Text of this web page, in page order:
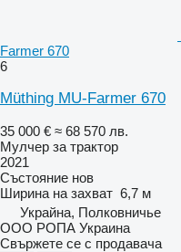
Farmer 670
6
Müthing MU-Farmer 670
35 000 € ≈ 68 570 лв.
Мулчер за трактор
2021
Състояние нов
Ширина на захват 6,7 м
Украйна, Полковничье
ООО РОПА Украина
Свържете се с продавача